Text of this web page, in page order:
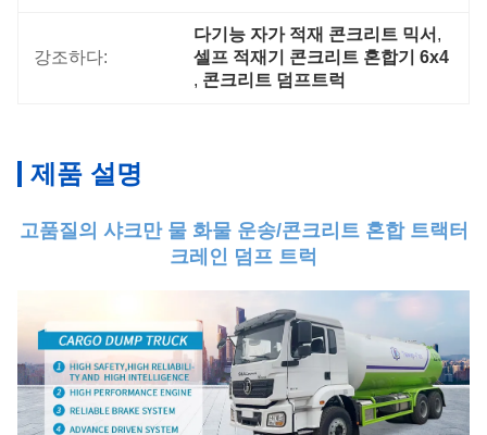
강조하다:
다기능 자가 적재 콘크리트 믹서 ,
셀프 적재기 콘크리트 혼합기 6x4
, 콘크리트 덤프트럭
제품 설명
고품질의 샤크만 물 화물 운송/콘크리트 혼합 트랙터
크레인 덤프 트럭